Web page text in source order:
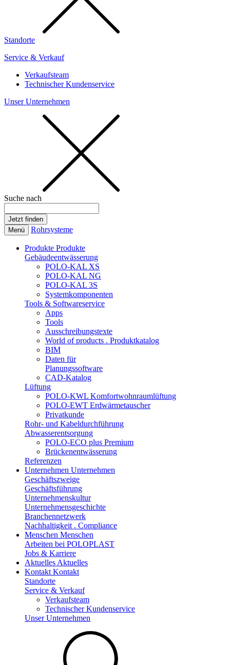
Standorte
Service & Verkauf
Verkaufsteam
Technischer Kundenservice
Unser Unternehmen
Suche nach
Menü Rohrsysteme
Produkte Produkte
Gebäudeentwässerung
POLO-KAL XS
POLO-KAL NG
POLO-KAL 3S
Systemkomponenten
Tools & Softwareservice
Apps
Tools
Ausschreibungstexte
World of products . Produktkatalog
BIM
Daten für
Planungssoftware
CAD-Katalog
Lüftung
POLO-KWL Komfortwohnraumlüftung
POLO-EWT Erdwärmetauscher
Privatkunde
Rohr- und Kabeldurchführung
Abwasserentsorgung
POLO-ECO plus Premium
Brückenentwässerung
Referenzen
Unternehmen Unternehmen
Geschäftszweige
Geschäftsführung
Unternehmenskultur
Unternehmensgeschichte
Branchennetzwerk
Nachhaltigkeit . Compliance
Menschen Menschen
Arbeiten bei POLOPLAST
Jobs & Karriere
Aktuelles Aktuelles
Kontakt Kontakt
Standorte
Service & Verkauf
Verkaufsteam
Technischer Kundenservice
Unser Unternehmen